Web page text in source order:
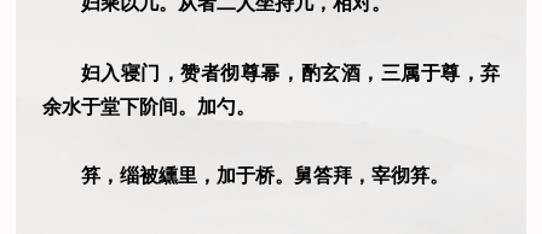
妇入寝门，赞者彻尊幂，酌玄酒，三属于尊，弃
余水于堂下阶间。加勺。
笲，缁被纁里，加于桥。舅答拜，宰彻笲。